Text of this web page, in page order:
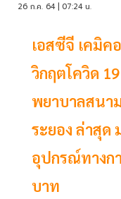
26 ก.ค. 64 | 07:24 น.
เอสซีจี เคมิค
วิกฤตโควิด
พยาบาลสนา
ระยอง ล่าสุด
อุปกรณ์ทางก
บาท